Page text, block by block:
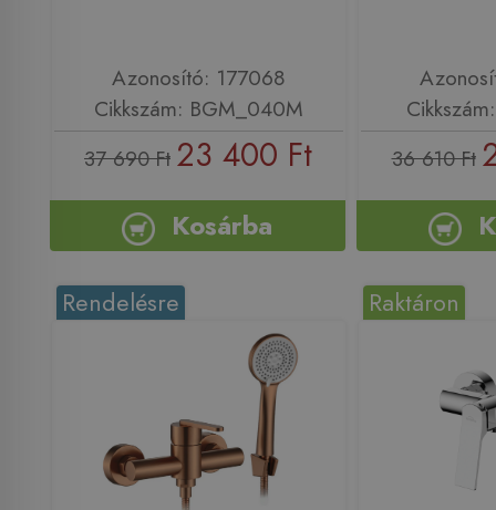
Azonosító: 177068
Cikkszám: BGM_040M
37 690 Ft 23 400 Ft
Kosárba
36 610 Ft
Rendelésre Raktáron